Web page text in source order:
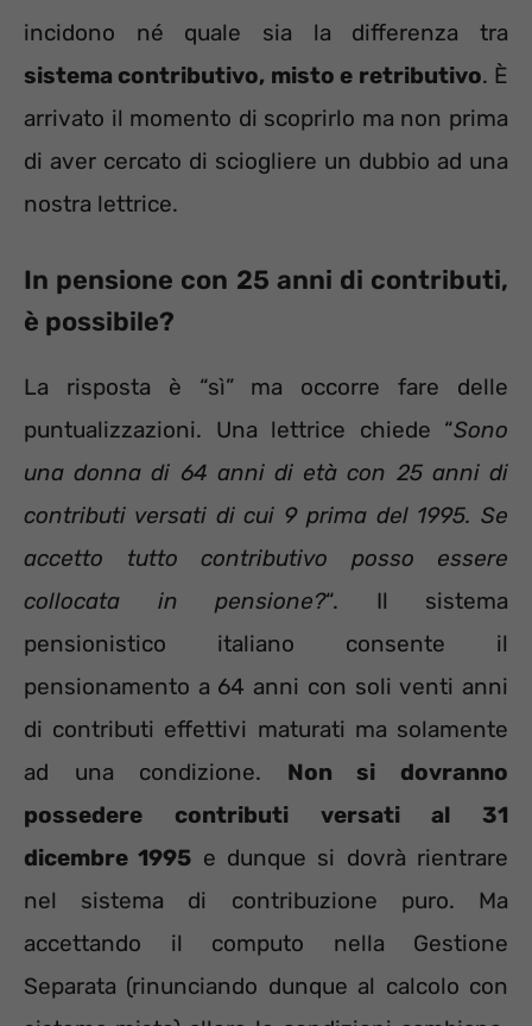
incidono né quale sia la differenza tra
sistema contributivo, misto e retributivo. È
arrivato il momento di scoprirlo ma non prima
di aver cercato di sciogliere un dubbio ad una
nostra lettrice.
In pensione con 25 anni di contributi,
è possibile?
La risposta è “sì” ma occorre fare delle
puntualizzazioni. Una lettrice chiede “Sono
una donna di 64 anni di età con 25 anni di
contributi versati di cui 9 prima del 1995. Se
accetto tutto contributivo posso essere
collocata in pensione?“. Il sistema
pensionistico italiano consente il
pensionamento a 64 anni con soli venti anni
di contributi effettivi maturati ma solamente
ad una condizione. Non si dovranno
possedere contributi versati al 31
dicembre 1995 e dunque si dovrà rientrare
nel sistema di contribuzione puro. Ma
accettando il computo nella Gestione
Separata (rinunciando dunque al calcolo con